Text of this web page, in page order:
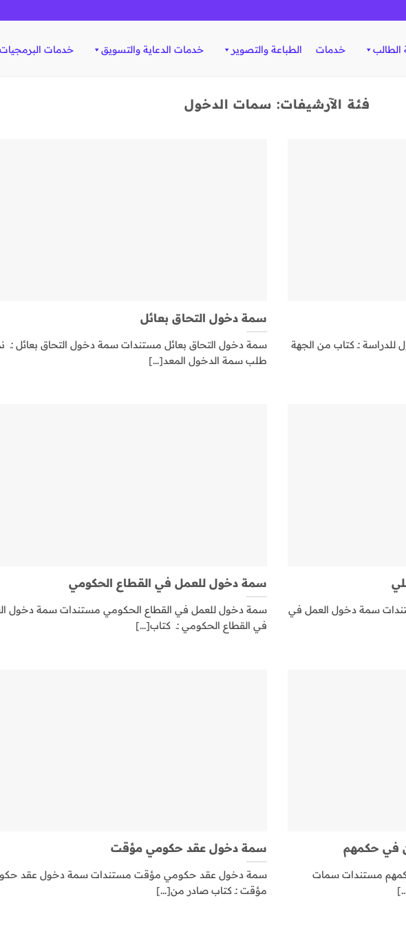
خدمات الطباعة والتصوير خدمات الدعاية والتسويق خدمات البرمجيات
فئة الآرشيفات: سمات الدخول
:ـ كتاب من الجهة
سمة دخول التحاق بعائل
سمة دخول التحاق بعائل مستندات سمة دخول التحاق بعائل :ـ
طلب سمة الدخول المعد[...]
سمة دخول العمل في
سمة دخول للعمل في القطاع الحكومي
سمة دخول للعمل في القطاع الحكومي مستندات سمة دخول
في القطاع الحكومي :ـ كتاب[...]
في حكمهم
مستندات سمات
سمة دخول عقد حكومي مؤقت
سمة دخول عقد حكومي مؤقت مستندات سمة دخول عقد
مؤقت :ـ كتاب صادر من[...]